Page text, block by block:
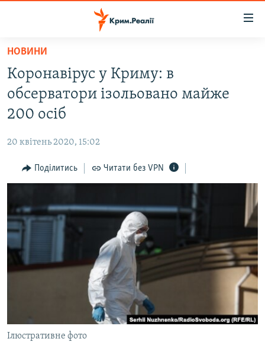
Перейти
основного
матеріалу
Перейти
до
основної
Перейти
до
ВОДА.КРИМ
ВІДЕО ТА ФОТО
БЛОГИ
ПОГЛЯД
ВСЕ ЗА ДЕНЬ
СПЕЦПРОЕКТИ
ВІДЕОУРОКИ «ELIFBE»
СВІДЧЕННЯ ОКУПАЦІЇ
УКРАЇНСЬКА ПРОБЛЕМА КРИМУ
ІНФОГРАФІКА
ЯК ОБІЙТИ БЛОКУВАННЯ
ДОЛУЧАЙСЯ!
НОВИНИ
Коронавірус у Криму: в
обсерватори ізольовано майже
200 осіб
20 квітень 2020, 15:02
Поділитись Читати без VPN
Ілюстративне фото